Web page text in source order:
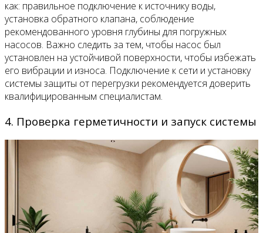
как: правильное подключение к источнику воды,
установка обратного клапана, соблюдение
рекомендованного уровня глубины для погружных
насосов. Важно следить за тем, чтобы насос был
установлен на устойчивой поверхности, чтобы избежать
его вибрации и износа. Подключение к сети и установку
системы защиты от перегрузки рекомендуется доверить
квалифицированным специалистам.
4. Проверка герметичности и запуск системы